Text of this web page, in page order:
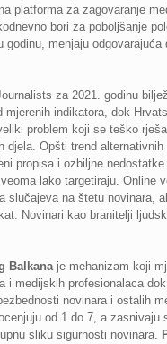
platforma za zagovaranje
bori za poboljšanje
menjaju
za 2021. godinu
indikatora, dok
problem koji se teško
djela. Opšti trend
propisa i ozbiljne
lako targetiraju.
slučajeva na štetu
Novinari kao branitelji
Balkanaje mehanizam koji
i medijskih profesionalaca
novinara i ostalih
od 1 do 7, a
sliku sigurnosti novinara.